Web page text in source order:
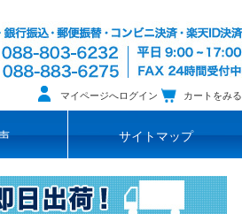
マイページへログイン カートをみる
サイトマップ